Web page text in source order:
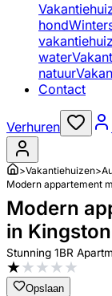
hond
water
natuur
Contact
Verhuren
>Vakantiehuizen>
Modern appartement
Modern
in
Stunning 1BR
★★★★★
Opslaan